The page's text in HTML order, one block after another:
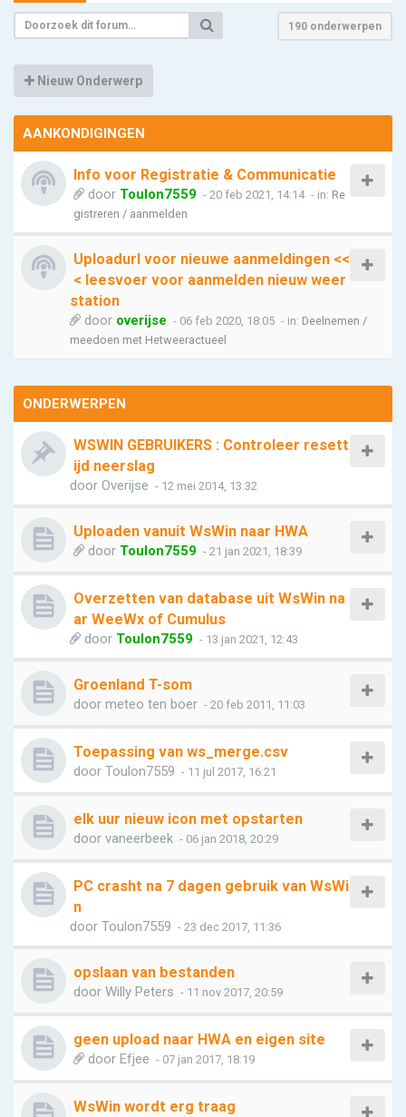
190 onderwerpen
Nieuw Onderwerp
AANKONDIGINGEN
Info voor Registratie & Communicatie
door Toulon7559 - 20 feb 2021, 14:14 - in: Re
gistreren / aanmelden
Uploadurl voor nieuwe aanmeldingen <<
< leesvoer voor aanmelden nieuw weer
station
door overijse - 06 feb 2020, 18:05 - in: Deelnemen /
meedoen met Hetweeractueel
ONDERWERPEN
WSWIN GEBRUIKERS : Controleer resett
ijd neerslag
door Overijse - 12 mei 2014, 13:32
Uploaden vanuit WsWin naar HWA
door Toulon7559 - 21 jan 2021, 18:39
Overzetten van database uit WsWin na
ar WeeWx of Cumulus
door Toulon7559 - 13 jan 2021, 12:43
Groenland T-som
door meteo ten boer - 20 feb 2011, 11:03
Toepassing van ws_merge.csv
door Toulon7559 - 11 jul 2017, 16:21
elk uur nieuw icon met opstarten
door vaneerbeek - 06 jan 2018, 20:29
PC crasht na 7 dagen gebruik van WsWi
n
door Toulon7559 - 23 dec 2017, 11:36
opslaan van bestanden
door Willy Peters - 11 nov 2017, 20:59
geen upload naar HWA en eigen site
door Efjee - 07 jan 2017, 18:19
WsWin wordt erg traag